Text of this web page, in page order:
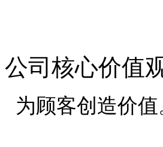
公司核心价值
为顾客创造价值